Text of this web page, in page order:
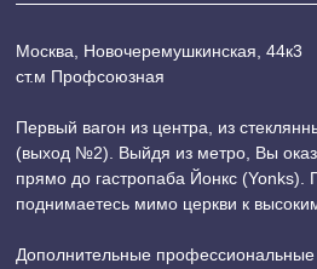
Москва, Новочеремушкинская, 44к3
ст.м Профсоюзная
Первый вагон из центра, из
(выход №2). Выйдя из метро, Вы
прямо до гастропаба Йонкс (Yonks).
поднимаетесь мимо церкви к
Дополнительные